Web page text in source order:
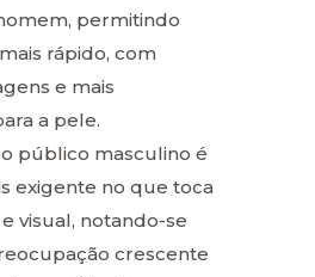
permitindo
rápido, com
e mais
a pele.
público masculino é
exigente no que toca
visual, notando-se
crescente